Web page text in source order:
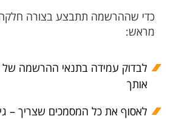
כדי שההרשמה תתבצע בצורה
מראש:
לבדוק עמידה בתנאי ההרשמה של
אותך
לאסוף את כל המסמכים שצריך –